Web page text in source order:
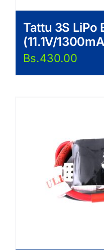
Tattu 3S LiPo
(11.1V/
Bs.430.00